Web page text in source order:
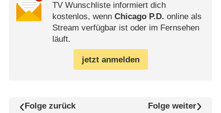
TV Wunschliste informiert dich
kostenlos, wenn Chicago P.D. online als
Stream verfügbar ist oder im Fernsehen
läuft.
jetzt anmelden
Folge zurück Folge weiter